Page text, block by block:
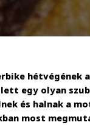
hétvégének
egy olyan
és halnak a
most